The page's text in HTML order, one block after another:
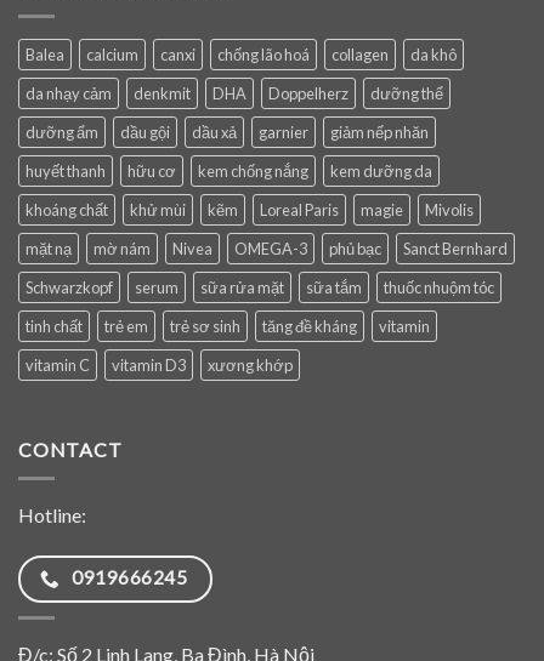
Balea calcium canxi chống lão hoá collagen
da khô
da nhạy cảm
denkmit DHA Doppelherz
dưỡng thể
dưỡng ẩm
dầu gội dầu xả garnier
giảm nếp nhăn
huyết thanh
hữu cơ kem chống nắng
kem dưỡng da
khoáng chất
khử mùi kẽm Loreal Paris magie
Mivolis
mặt nạ
mờ nám Nivea OMEGA-3 phủ bạc
Sanct Bernhard
Schwarzkopf
serum sữa rửa mặt sữa tắm
thuốc nhuộm tóc
tinh chất
trẻ em trẻ sơ sinh tăng đề kháng
vitamin
vitamin C
vitamin D3 xương khớp
CONTACT
Hotline:
0919666245
Đ/c: Số 2 Linh Lang, Ba Đình, Hà Nội